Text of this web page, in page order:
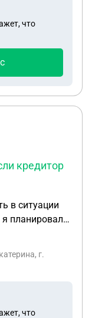
запросил в
ее
кого
от
что
кредитор
в ситуации
планировала
что есть
чтоб было с
г.
что